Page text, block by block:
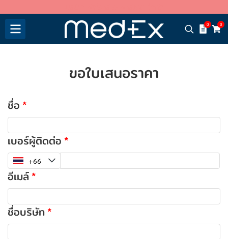
0 0
ขอใบเสนอราคา
ชื่อ
เบอร์ผู้ติดต่อ
อีเมล์
ชื่อบริษัท